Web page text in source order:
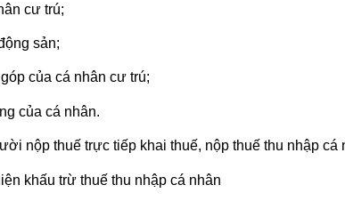
cư trú;
sản;
của cá nhân cư trú;
của cá nhân.
nộp thuế trực tiếp khai thuế, nộp thuế thu nhập cá
khấu trừ thuế thu nhập cá nhân